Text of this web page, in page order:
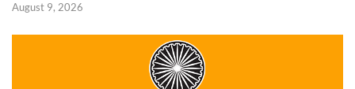
August 9, 2026